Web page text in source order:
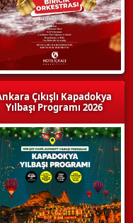
Çıkışlı Kapadokya
Yılbaşı Programı 2026